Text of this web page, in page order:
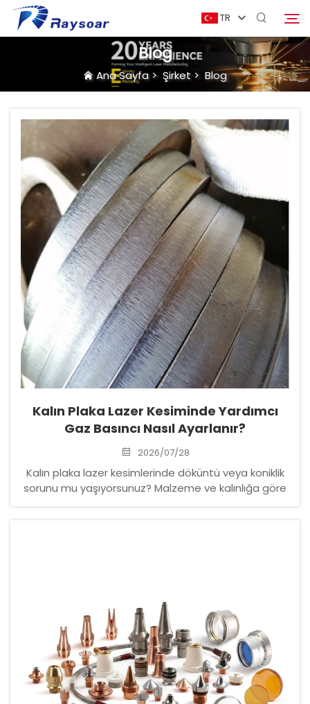
TR
Tüketim Malzemesi
Fonksiyonel Parçalar
Çözüm
Dava
Şirket
İndir
Bize Ulaşın
Ara
Blog
Ana Sayfa> Şirket > Blog
Kalın Plaka Lazer Kesiminde Yardımcı
Gaz Basıncı Nasıl Ayarlanır?
2026/07/28
Kalın plaka lazer kesimlerinde döküntü veya koniklik
sorunu mu yaşıyorsunuz? Malzeme ve kalınlığa göre